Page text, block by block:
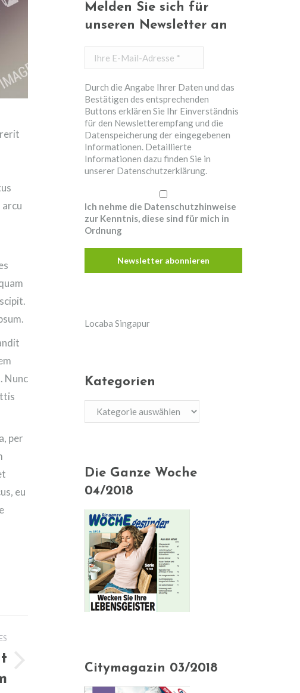
arcu
Nunc
per
eu
Melden Sie sich für
unseren Newsletter an
Adresse
*
Durch die Angabe Ihrer Daten und das
Bestätigen des entsprechenden
Buttons erklären Sie Ihr Einverständnis
für den Newsletterempfang und die
Datenspeicherung der eingegebenen
Informationen. Detaillierte
Informationen dazu finden Sie in
unserer Datenschutzerklärung.
Ich nehme die Datenschutzhinweise
zur Kenntnis, diese sind für mich in
Ordnung
Locaba Singapur
Kategorien
Kategorien
Die Ganze Woche
04/2018
Citymagazin 03/2018